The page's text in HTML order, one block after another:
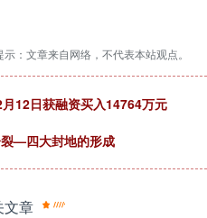
：文章来自网络，不代表本站观点。
12日获融资买入14764万元
—四大封地的形成
文章